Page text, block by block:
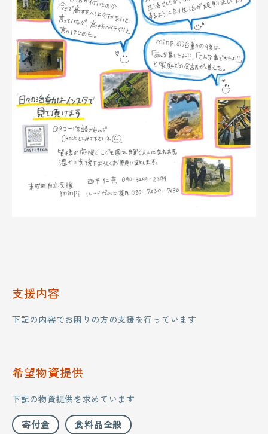
支援内容
下記の内容でお困りの方の支援を行っています
希望物資提供
下記の物資提供を求めています
寄付金 食料品全般